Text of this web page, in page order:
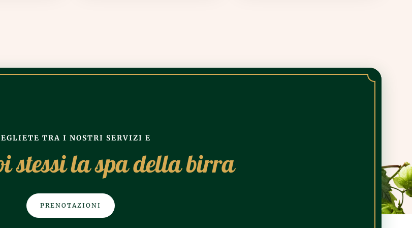
TRA I NOSTRI SERVIZI E
stessi la spa della birra
PRENOTAZIONI